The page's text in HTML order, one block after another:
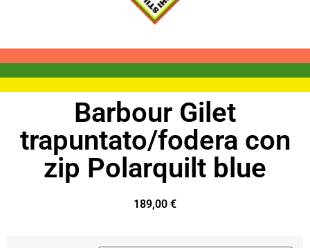
Barbour Gilet
trapuntato/fodera con
zip Polarquilt blue
189,00 €